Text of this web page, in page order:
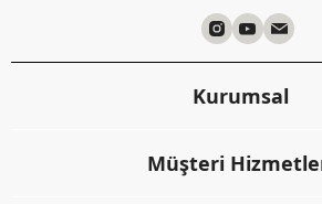
Kurumsal
Müşteri